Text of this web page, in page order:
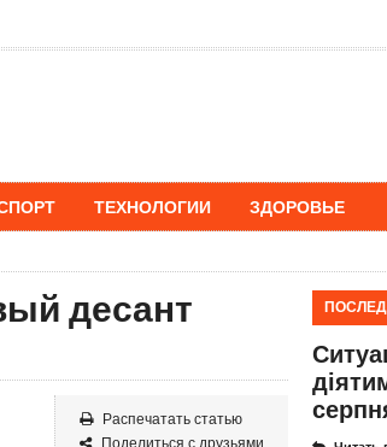
ТЕХНОЛОГИИ ЗДОРОВЬЕ
десант
Распечатать статью